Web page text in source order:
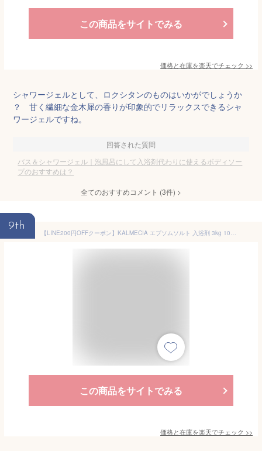
この商品をサイトでみる
価格と在庫を楽天でチェック >>
シャワージェルとして、ロクシタンのものはいかがでしょうか
？ 甘く繊細な金木犀の香りが印象的でリラックスできるシャ
ワージェルですね。
回答された質問
バス＆シャワージェル｜泡風呂にして入浴剤代わりに使えるボディソー
プのおすすめは？
全てのおすすめコメント (3件) >
9th
【LINE200円OFFクーポン】KALMECIA エプソムソルト 入浴剤 3kg 10kg 無香料 ラベンダー ひのき ローズマリー バスソルト 硫酸マグネシウム 追い炊き対応 計量スプーン付き 大容量 天然精油使用 ポイント
この商品をサイトでみる
価格と在庫を楽天でチェック >>